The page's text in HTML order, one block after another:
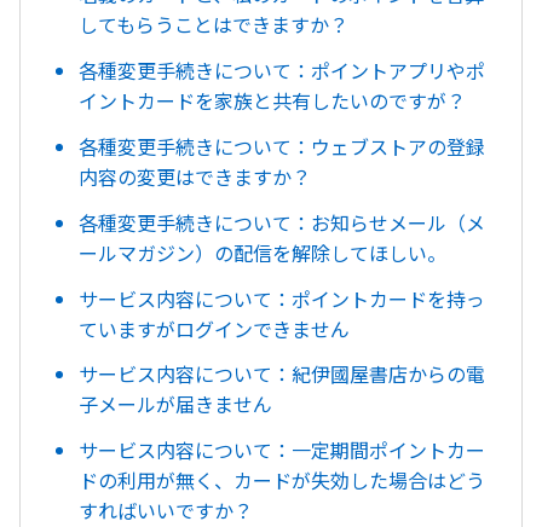
してもらうことはできますか？
各種変更手続きについて：ポイントアプリやポ
イントカードを家族と共有したいのですが？
各種変更手続きについて：ウェブストアの登録
内容の変更はできますか？
各種変更手続きについて：お知らせメール（メ
ールマガジン）の配信を解除してほしい。
サービス内容について：ポイントカードを持っ
ていますがログインできません
サービス内容について：紀伊國屋書店からの電
子メールが届きません
サービス内容について：一定期間ポイントカー
ドの利用が無く、カードが失効した場合はどう
すればいいですか？